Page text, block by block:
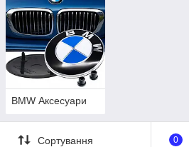
BMW Аксесуари
Сортування 0